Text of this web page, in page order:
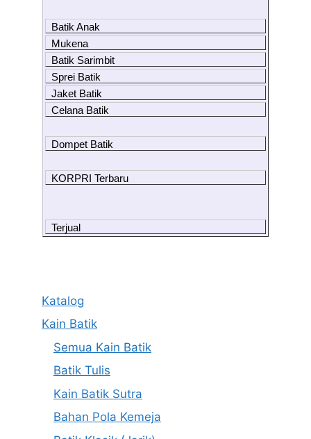
Batik Anak
Mukena
Batik Sarimbit
Sprei Batik
Jaket Batik
Celana Batik
Dompet Batik
KORPRI Terbaru
Terjual
Katalog
Kain Batik
Semua Kain Batik
Batik Tulis
Kain Batik Sutra
Bahan Pola Kemeja